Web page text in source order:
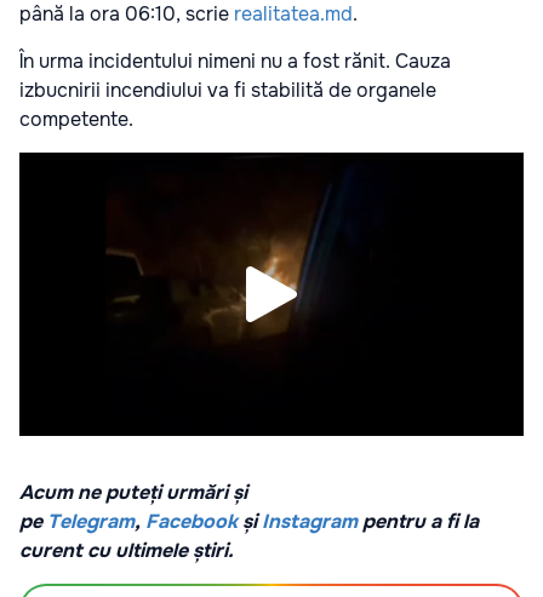
până la ora 06:10, scrie realitatea.md.
În urma incidentului nimeni nu a fost rănit. Cauza
izbucnirii incendiului va fi stabilită de organele
competente.
Acum ne puteți urmări și
pe Telegram, Facebook șiInstagrampentru a fi la
curent cu ultimele știri.